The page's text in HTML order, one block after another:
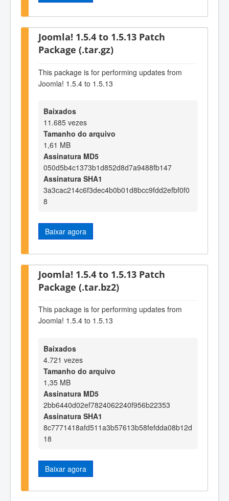
Joomla! 1.5.4 to 1.5.13 Patch
Package (.tar.gz)
This package is for performing updates from
Joomla! 1.5.4 to 1.5.13
Baixados
11.685 vezes
Tamanho do arquivo
1,61 MB
Assinatura MD5
050d5b4c1373b1d852d8d7a9488fb147
Assinatura SHA1
3a3cac214c6f3dec4b0b01d8bcc9fdd2efbf0f0
8
Baixar agora
Joomla! 1.5.4 to 1.5.13 Patch
Package (.tar.bz2)
This package is for performing updates from
Joomla! 1.5.4 to 1.5.13
Baixados
4.721 vezes
Tamanho do arquivo
1,35 MB
Assinatura MD5
2bb6440d02ef7824062240f956b22353
Assinatura SHA1
8c7771418afd511a3b57613b58fefdda08b12d
18
Baixar agora